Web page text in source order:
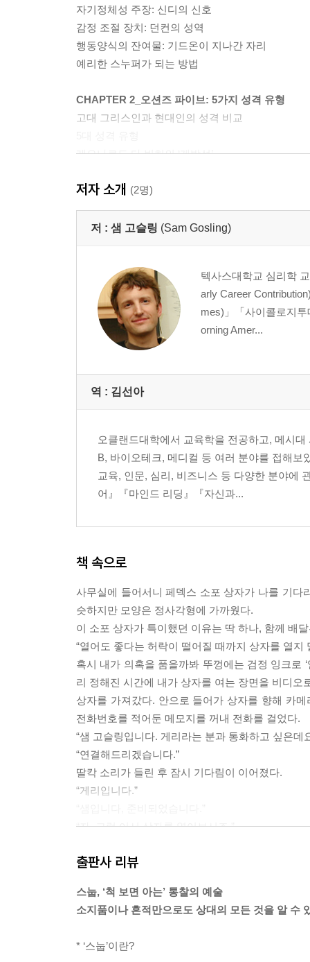
자기정체성 주장: 신디의 신호
감정 조절 장치: 던컨의 성역
행동양식의 잔여물: 기드온이 지나간 자리
예리한 스누퍼가 되는 방법
CHAPTER 2_오션즈 파이브: 5가지 성격 유형
고대 그리스인과 현대인의 성격 비교
레오나르도 다 빈치의 ‘개방성’
비버리 힐스 캅의 ‘외향성’
미스터 로저의 ‘동조성’
우디 앨런의 ‘신경성’
성격을 이해하기 위한 과정
정체성: 성격의 근원적인 기반
성격의 수수께끼
CHAPTER 4_의미 있는 단서만을 골라내는 방법
단서들의 출처
CHAPTER 5_골라낸 단서를 구체화하는 통찰의 기
성격의 탄생
단서가 주는 의미
CHAPTER 6_스누핑을 방해하는 가짜 단서들
날조된 단서
고프맨을 기다리며
수건이 있어야 마땅한 자리
그럴싸한 단서 vs. 진짜 단서
인터넷: 거짓의 왕국
나를 한번 속여봐
앙 가르드!
CHAPTER 7_고정관념이라는 이름의 착각
호랑이 꼬리를 가진 두더지
지역마다 다른 성격
섹스와 마약 그리고 로큰롤
CHAPTER 8_옳은 판단이 잘못된 판단이 되는 이유
과유불급의 딜레마
저자 소개 (2명)
저 : 샘 고슬링 (Sam Gosling)
텍사스대학교 심리학
arly Career
mes)」「사이콜로지
orning Amer...
역 : 김선아
오클랜드대학에서 교육학을 전공하고, 메시
B, 바이오테크, 메디컬 등 여러 분야를 접해
교육, 인문, 심리, 비즈니스 등 다양한 분야에
어』『마인드 리딩』『자신과...
책 속으로
사무실에 들어서니 페덱스 소포 상자가 나를 기
슷하지만 모양은 정사각형에 가까웠다.
이 소포 상자가 특이했던 이유는 딱 하나, 함께 배
“열어도 좋다는 허락이 떨어질 때까지 상자를 열지
혹시 내가 의혹을 품을까봐 뚜껑에는 검정 잉크로
리 정해진 시간에 내가 상자를 여는 장면을 비디
상자를 가져갔다. 안으로 들어가 상자를 향해 카
전화번호를 적어둔 메모지를 꺼내 전화를 걸었다.
“샘 고슬링입니다. 게리라는 분과 통화하고 싶은데
“연결해드리겠습니다.”
딸칵 소리가 들린 후 잠시 기다림이 이어졌다.
“게리입니다.”
“자, 그럼 어서 상자를 열어보시죠.”
“안에 어떤 사람의 개인용품들이 있을 겁니다.”
나는 게리가 ‘그’ 또는 ‘그녀’라는 표현을 쓰지 않
“물건들을 한 개씩 꺼내보시고, 그 물건들의 소유
면대 주변이 찍힌 폴라로이드 사진이 들어 있었
출판사 리뷰
스눕, ‘척 보면 아는’ 통찰의 예술
소지품이나 흔적만으로도 상대의 모든 것을 알 수
* ‘스눕’이란?